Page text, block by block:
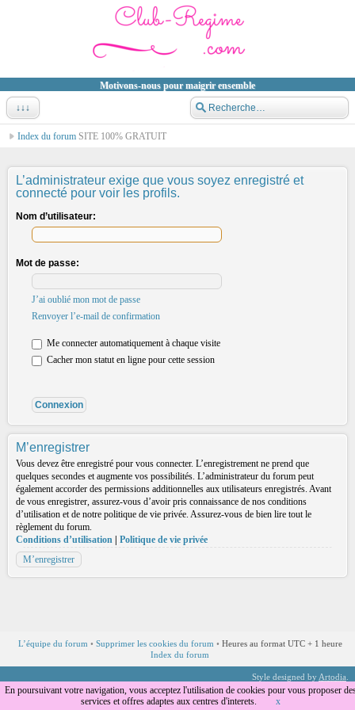
Motivons-nous pour maigrir ensemble
↓↓↓
Index du forum SITE 100% GRATUIT
L’administrateur exige que vous soyez enregistré et
connecté pour voir les profils.
Nom d’utilisateur:
Mot de passe:
J’ai oublié mon mot de passe
Renvoyer l’e-mail de confirmation
Me connecter automatiquement à chaque visite
Cacher mon statut en ligne pour cette session
M’enregistrer
Vous devez être enregistré pour vous connecter. L’enregistrement ne prend que
quelques secondes et augmente vos possibilités. L’administrateur du forum peut
également accorder des permissions additionnelles aux utilisateurs enregistrés. Avant
de vous enregistrer, assurez-vous d’avoir pris connaissance de nos conditions
d’utilisation et de notre politique de vie privée. Assurez-vous de bien lire tout le
règlement du forum.
Conditions d’utilisation
Politique de vie privée
M’enregistrer
L’équipe du forum • Supprimer les cookies du forum • Heures au format UTC + 1 heure
Index du forum
Traduction par phpBB-fr.com
Style designed by Artodia
En poursuivant votre navigation, vous acceptez l'utilisation de cookies pour vous proposer
services et offres adaptes aux centres d'interets.
x